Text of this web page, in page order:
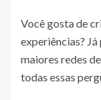
Você gosta de
experiências?
maiores redes
todas essas